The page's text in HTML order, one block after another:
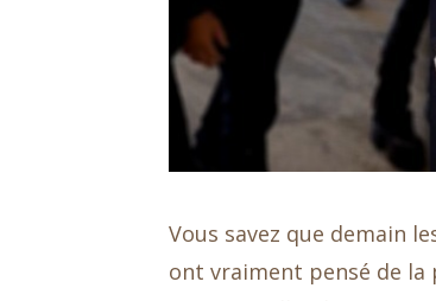
Vous savez que demain
ont vraiment pensé de la